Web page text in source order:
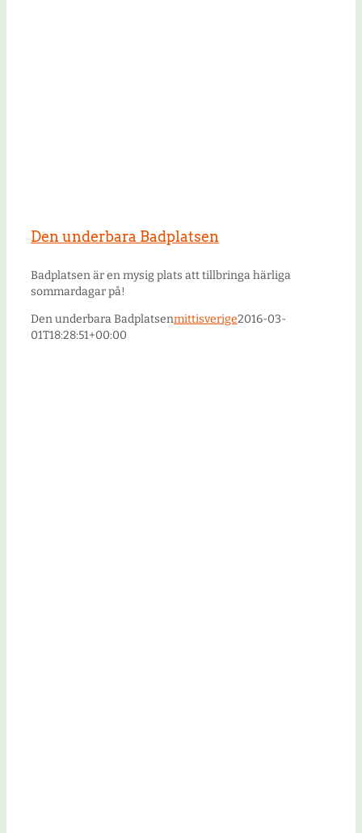
Den underbara Badplatsen
Badplatsen är en mysig plats att tillbringa härliga
sommardagar på!
Den underbara Badplatsenmittisverige2016-03-
01T18:28:51+00:00